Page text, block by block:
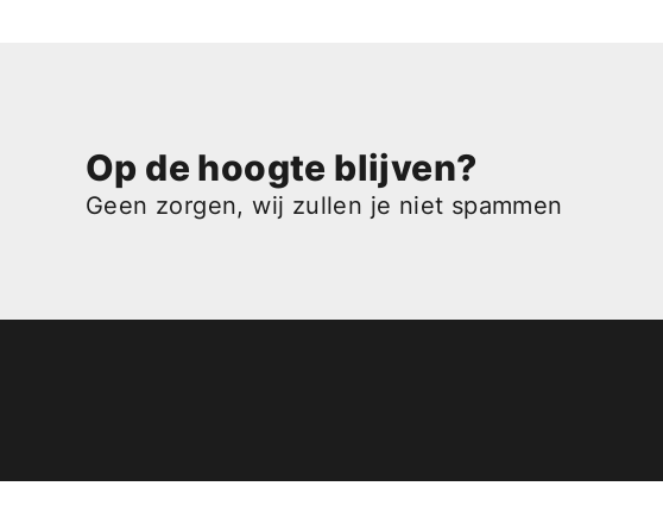
Op de hoogte blijven?
Geen zorgen, wij zullen je niet spammen